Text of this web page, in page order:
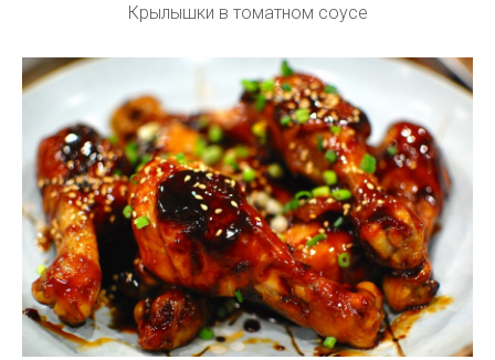
Крылышки в томатном соусе